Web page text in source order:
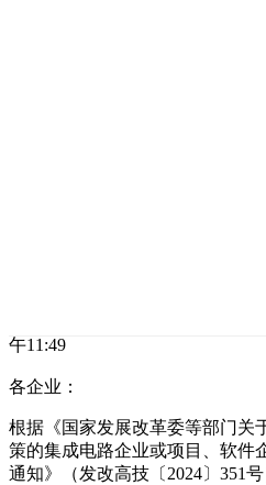
午11:49
各企业：
根据《国家发展改革委等部门关
策的集成电路企业或项目、软件
通知》（发改高技〔2024〕351